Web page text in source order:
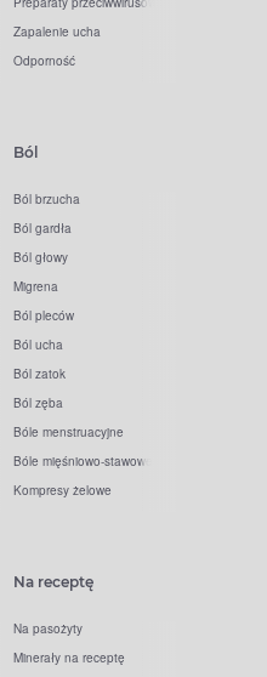
Zapalenie ucha
Odporność
Ból
Ból brzucha
Ból gardła
Ból głowy
Migrena
Ból pleców
Ból ucha
Ból zatok
Ból zęba
Bóle menstruacyjne
Bóle mięśniowo-stawowe
Kompresy żelowe
Na receptę
Na pasożyty
Minerały na receptę